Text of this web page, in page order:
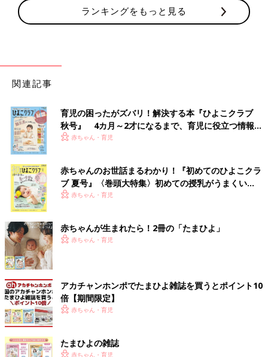
ランキングをもっと見る
関連記事
育児の困ったがズバリ！解決する本『ひよこクラブ
秋号』 4カ月～2才になるまで、育児に役立つ情報が
いっぱい！
赤ちゃん・育児
赤ちゃんのお世話まるわかり！『初めてのひよこクラ
ブ 夏号』〈巻頭大特集〉初めての授乳がうまくい
く！ おっぱい・ミルクの基本と夏のトラブル 解決テ
赤ちゃん・育児
赤ちゃんが生まれたら！2冊の「たまひよ」
赤ちゃん・育児
アカチャンホンポでたまひよ雑誌を買うとポイント10
倍【期間限定】
赤ちゃん・育児
たまひよの雑誌
赤ちゃん・育児